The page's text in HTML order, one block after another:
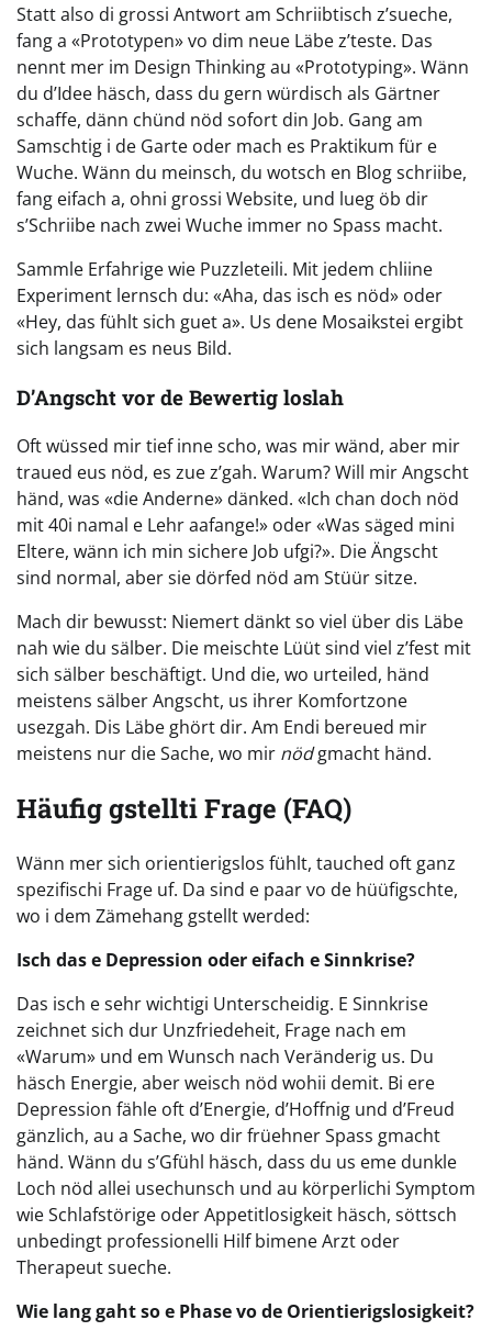
Statt also di grossi Antwort am Schriibtisch z’sueche,
fang a «Prototypen» vo dim neue Läbe z’teste. Das
nennt mer im Design Thinking au «Prototyping». Wänn
du d’Idee häsch, dass du gern würdisch als Gärtner
schaffe, dänn chünd nöd sofort din Job. Gang am
Samschtig i de Garte oder mach es Praktikum für e
Wuche. Wänn du meinsch, du wotsch en Blog schriibe,
fang eifach a, ohni grossi Website, und lueg öb dir
s’Schriibe nach zwei Wuche immer no Spass macht.
Sammle Erfahrige wie Puzzleteili. Mit jedem chliine
Experiment lernsch du: «Aha, das isch es nöd» oder
«Hey, das fühlt sich guet a». Us dene Mosaikstei ergibt
sich langsam es neus Bild.
D’Angscht vor de Bewertig loslah
Oft wüssed mir tief inne scho, was mir wänd, aber mir
traued eus nöd, es zue z’gah. Warum? Will mir Angscht
händ, was «die Anderne» dänked. «Ich chan doch nöd
mit 40i namal e Lehr aafange!» oder «Was säged mini
Eltere, wänn ich min sichere Job ufgi?». Die Ängscht
sind normal, aber sie dörfed nöd am Stüür sitze.
Mach dir bewusst: Niemert dänkt so viel über dis Läbe
nah wie du sälber. Die meischte Lüüt sind viel z’fest mit
sich sälber beschäftigt. Und die, wo urteiled, händ
meistens sälber Angscht, us ihrer Komfortzone
usezgah. Dis Läbe ghört dir. Am Endi bereued mir
meistens nur die Sache, wo mir nödgmacht händ.
Häufig gstellti Frage (FAQ)
Wänn mer sich orientierigslos fühlt, tauched oft ganz
spezifischi Frage uf. Da sind e paar vo de hüüfigschte,
wo i dem Zämehang gstellt werded:
Isch das e Depression oder eifach e Sinnkrise?
Das isch e sehr wichtigi Unterscheidig. E Sinnkrise
zeichnet sich dur Unzfriedeheit, Frage nach em
«Warum» und em Wunsch nach Veränderig us. Du
häsch Energie, aber weisch nöd wohii demit. Bi ere
Depression fähle oft d’Energie, d’Hoffnig und d’Freud
gänzlich, au a Sache, wo dir früehner Spass gmacht
händ. Wänn du s’Gfühl häsch, dass du us eme dunkle
Loch nöd allei usechunsch und au körperlichi Symptom
wie Schlafstörige oder Appetitlosigkeit häsch, söttsch
unbedingt professionelli Hilf bimene Arzt oder
Therapeut sueche.
Wie lang gaht so e Phase vo de Orientierigslosigkeit?